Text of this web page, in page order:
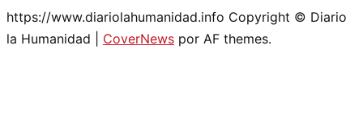
https://www.diariolahumanidad.info Copyright © Diario
la Humanidad
CoverNews por AF themes.